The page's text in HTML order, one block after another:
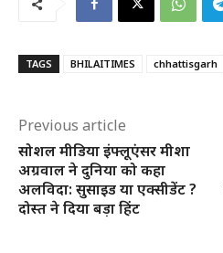
TAGS BHILAITIMES chhattisgarh
Previous article
सोशल मीडिया इंफ्लूएंसर मीशा
अग्रवाल ने दुनिया को कहा
अलविदा: सुसाइड या एक्सीडेंट ?
दोस्त ने दिया बड़ा हिंट